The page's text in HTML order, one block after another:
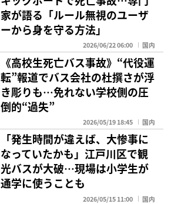
家が語る「ルール無視のユーザ
ーから身を守る方法」
2026/06/22 06:00 国内
《高校生死亡バス事故》“代役運
転”報道でバス会社の杜撰さが浮
き彫りも…免れない学校側の圧
倒的“過失”
2026/05/19 18:45 国内
「発生時間が違えば、大惨事に
なっていたかも」江戸川区で観
光バスが大破…現場は小学生が
通学に使うことも
2026/05/15 11:00 国内